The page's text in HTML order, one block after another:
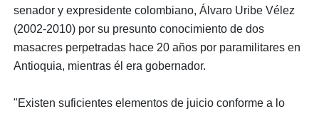
senador y expresidente colombiano, Álvaro Uribe Vélez
(2002-2010) por su presunto conocimiento de dos
masacres perpetradas hace 20 años por paramilitares en
Antioquia, mientras él era gobernador.
"Existen suficientes elementos de juicio conforme a lo